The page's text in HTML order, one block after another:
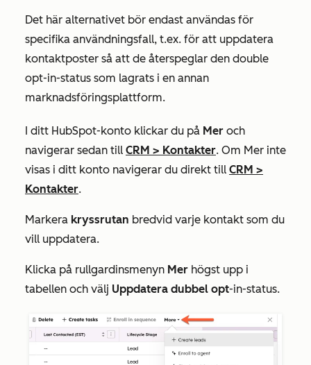
Det här alternativet bör endast användas för
specifika användningsfall, t.ex. för att uppdatera
kontaktposter så att de återspeglar den double
opt-in-status som lagrats i en annan
marknadsföringsplattform.
I ditt HubSpot-konto klickar du på Mer och
navigerar sedan till CRM > Kontakter. Om Mer inte
visas i ditt konto navigerar du direkt till CRM >
Kontakter.
Markera kryssrutan bredvid varje kontakt som du
vill uppdatera.
Klicka på rullgardinsmenyn Mer högst upp i
tabellen och välj Uppdatera dubbel opt-in-status.